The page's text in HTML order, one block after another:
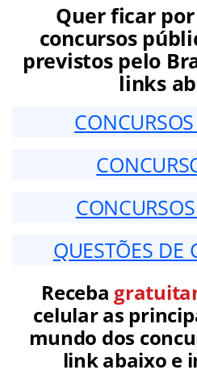
Quer ficar
concursos
previstos pelo
links
QUESTÕES DE
Receba
celular as
mundo dos
link abaixo e